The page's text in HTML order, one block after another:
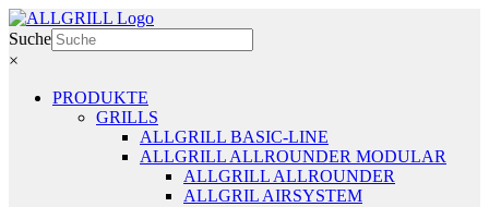
Zum
Inhalt
springen
Suche
×
PRODUKTE
GRILLS
ALLGRILL BASIC-LINE
ALLGRILL ALLROUNDER MODULAR
ALLGRILL ALLROUNDER
ALLGRIL AIRSYSTEM